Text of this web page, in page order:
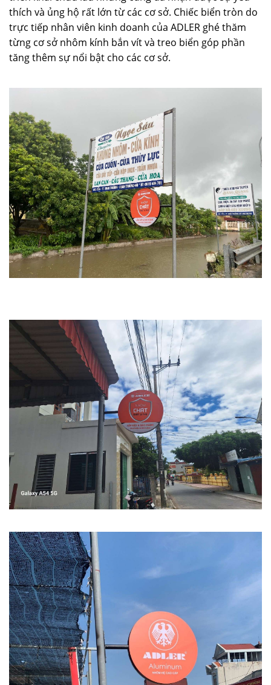
thích và ủng hộ rất lớn từ các cơ sở. Chiếc biển tròn do
trực tiếp nhân viên kinh doanh của ADLER ghé thăm
từng cơ sở nhôm kính bắn vít và treo biển góp phần
tăng thêm sự nổi bật cho các cơ sở.